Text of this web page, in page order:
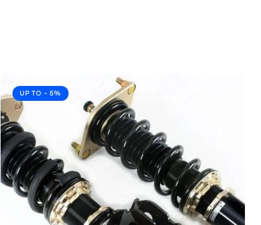
UP TO - 5%